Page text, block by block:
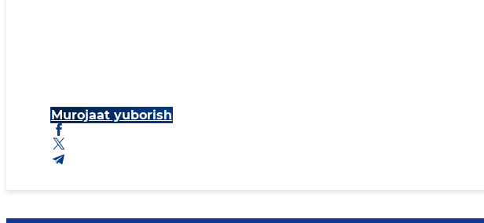
Murojaat yuborish